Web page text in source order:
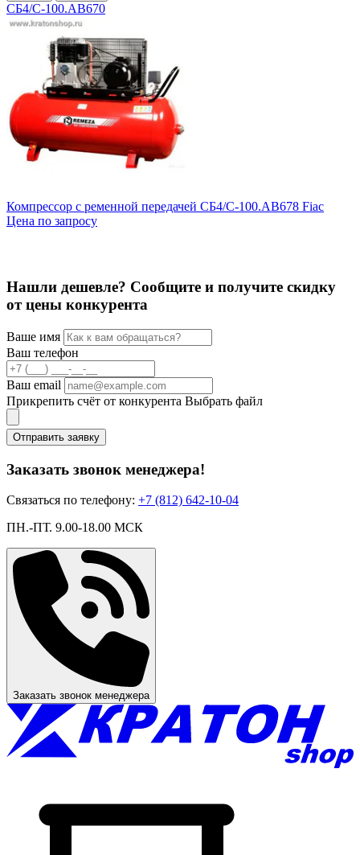
СБ4/С-100.АВ670
Компрессор с ременной передачей СБ4/С-100.АВ678 Fiac
Цена по запросу
Нашли дешевле? Сообщите и получите скидку
от цены конкурента
Ваше имя
Ваш телефон
Ваш email
Прикрепить счёт от конкурента Выбрать файл
Отправить заявку
Заказать звонок менеджера!
Связаться по телефону: +7 (812) 642-10-04
ПН.-ПТ. 9.00-18.00 МСК
Заказать звонок менеджера